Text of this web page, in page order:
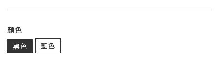
顏色
黑色
藍色